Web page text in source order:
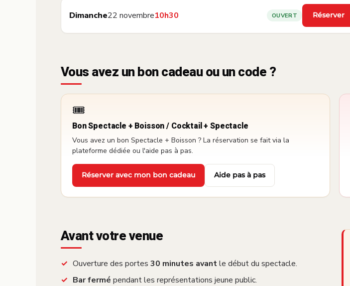
Dimanche22 novembre10h30 OUVERT Réserver
·
Vous avez un bon cadeau ou un code ?
🎟️
Bon Spectacle + Boisson / Cocktail + Spectacle
Vous avez un bon Spectacle + Boisson ? La réservation se fait via la
plateforme dédiée ou l'aide pas à pas.
Réserver avec mon bon cadeau
·
Aide pas à pas
Avant votre venue
Ouverture des portes 30 minutes avantle début du spectacle.
Bar fermé pendant les représentations jeune public.